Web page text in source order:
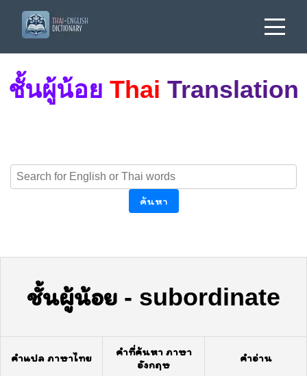
ชั้นผู้น้อย Thai Translation
ค้นหา
ชั้นผู้น้อย - subordinate
คำแปล ภาษาไทย
คำที่ค้นหา ภาษา
อังกฤษ
คำอ่าน